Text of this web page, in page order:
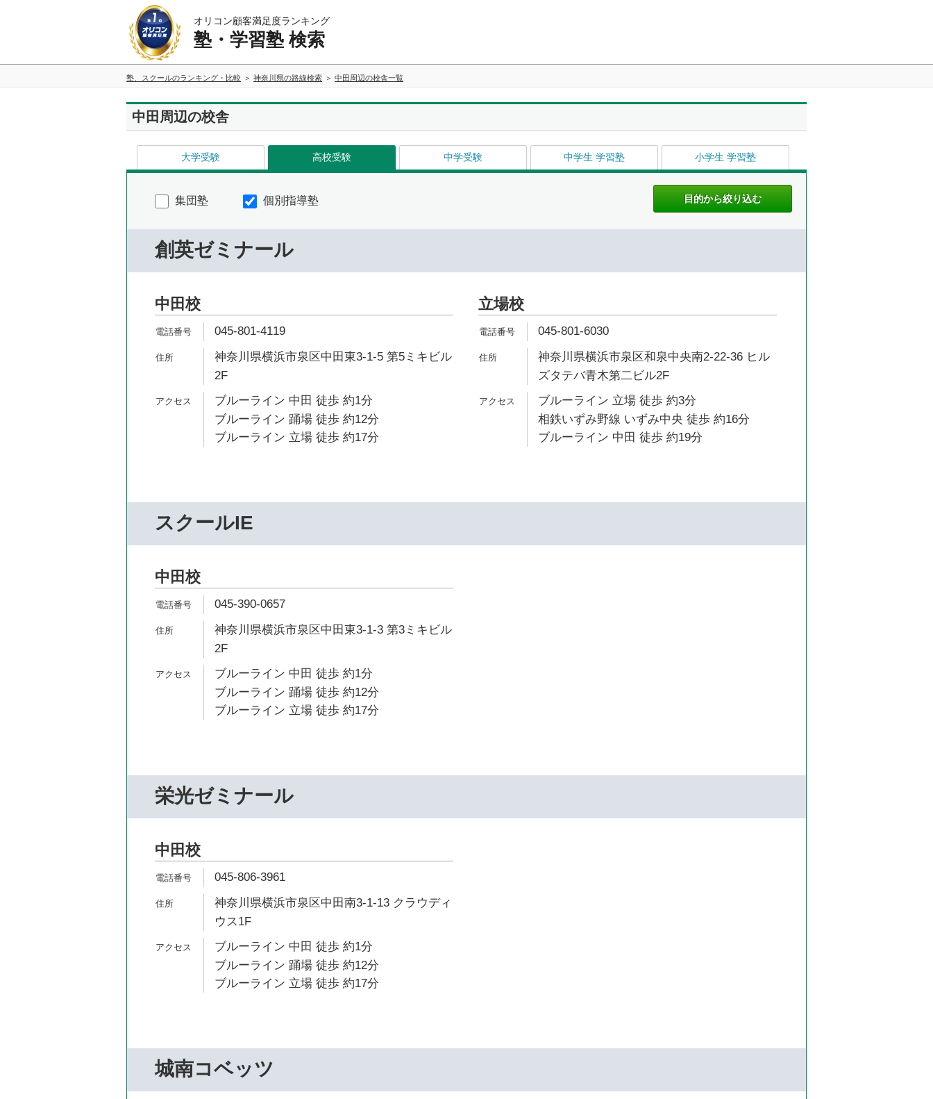
オリコン顧客満足度ランキング
塾・学習塾 検索
塾、スクールのランキング・比較 神奈川県の路線検索 中田周辺の校舎一覧
中田周辺の校舎
大学受験 高校受験 中学受験 中学生 学習塾 小学生 学習塾
集団塾 個別指導塾
創英ゼミナール
中田校
045-801-4119
神奈川県横浜市泉区中田東3-1-5 第5ミキビル
2F
ブルーライン 中田 徒歩 約1分
ブルーライン 踊場 徒歩 約12分
ブルーライン 立場 徒歩 約17分
立場校
045-801-6030
神奈川県横浜市泉区和泉中央南2-22-36 ヒル
ズタテバ青木第二ビル2F
ブルーライン 立場 徒歩 約3分
相鉄いずみ野線 いずみ中央 徒歩 約16分
ブルーライン 中田 徒歩 約19分
スクールIE
中田校
045-390-0657
神奈川県横浜市泉区中田東3-1-3 第3ミキビル
2F
ブルーライン 中田 徒歩 約1分
ブルーライン 踊場 徒歩 約12分
ブルーライン 立場 徒歩 約17分
栄光ゼミナール
中田校
045-806-3961
神奈川県横浜市泉区中田南3-1-13 クラウディ
ウス1F
ブルーライン 中田 徒歩 約1分
ブルーライン 踊場 徒歩 約12分
ブルーライン 立場 徒歩 約17分
城南コベッツ